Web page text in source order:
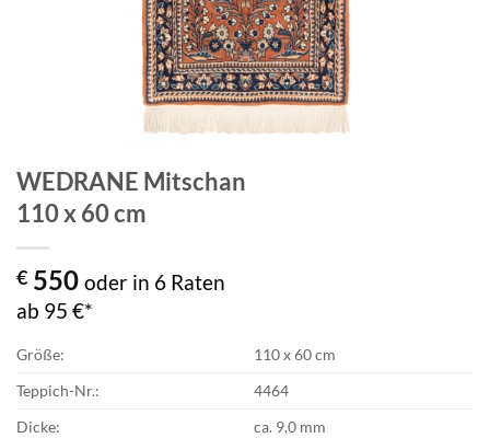
WEDRANE Mitschan
110 x 60 cm
€ 550 oder in 6 Raten
ab 95 €*
Größe:
110 x 60 cm
Teppich-Nr.:
4464
Dicke:
ca. 9,0 mm